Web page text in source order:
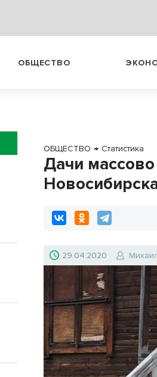
ОБЩЕСТВО
ОБЩЕСТВО → Статистика
Дачи
29.04.2020